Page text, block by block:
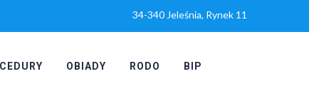
34-340 Jeleśnia, Rynek 11
OBIADY RODO BIP